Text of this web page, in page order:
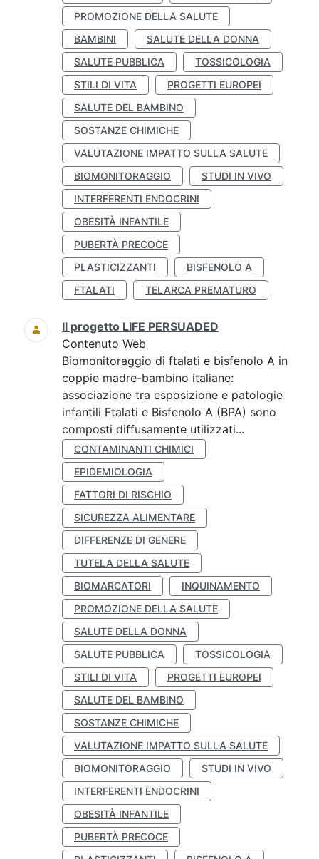
PROMOZIONE DELLA SALUTE
BAMBINI
SALUTE DELLA DONNA
SALUTE PUBBLICA
TOSSICOLOGIA
STILI DI VITA
PROGETTI EUROPEI
SALUTE DEL BAMBINO
SOSTANZE CHIMICHE
VALUTAZIONE IMPATTO SULLA SALUTE
BIOMONITORAGGIO
STUDI IN VIVO
INTERFERENTI ENDOCRINI
OBESITÀ INFANTILE
PUBERTÀ PRECOCE
PLASTICIZZANTI
BISFENOLO A
FTALATI
TELARCA PREMATURO
Il progetto LIFE PERSUADED
Contenuto Web
Biomonitoraggio di ftalati e bisfenolo A in
coppie madre-bambino italiane:
associazione tra esposizione e patologie
infantili Ftalati e Bisfenolo A (BPA) sono
composti diffusamente utilizzati...
CONTAMINANTI CHIMICI
EPIDEMIOLOGIA
FATTORI DI RISCHIO
SICUREZZA ALIMENTARE
DIFFERENZE DI GENERE
TUTELA DELLA SALUTE
BIOMARCATORI
INQUINAMENTO
PROMOZIONE DELLA SALUTE
SALUTE DELLA DONNA
SALUTE PUBBLICA
TOSSICOLOGIA
STILI DI VITA
PROGETTI EUROPEI
SALUTE DEL BAMBINO
SOSTANZE CHIMICHE
VALUTAZIONE IMPATTO SULLA SALUTE
BIOMONITORAGGIO
STUDI IN VIVO
INTERFERENTI ENDOCRINI
OBESITÀ INFANTILE
PUBERTÀ PRECOCE